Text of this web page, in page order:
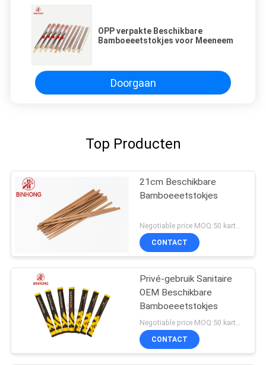
OPP verpakte Beschikbare
Bamboeeetstokjes voor Meeneem
Doorgaan
Top Producten
21cm Beschikbare
Bamboeeetstokjes
Negotiable price MOQ:50 karton
CONTACT
Privé-gebruik Sanitaire
OEM Beschikbare
Bamboeeetstokjes
CONTACT